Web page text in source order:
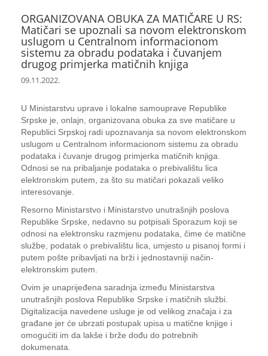
ORGANIZOVANA OBUKA ZA MATIČARE U RS:
Matičari se upoznali sa novom elektronskom
uslugom u Centralnom informacionom
sistemu za obradu podataka i čuvanjem
drugog primjerka matičnih knjiga
09.11.2022.
U Ministarstvu uprave i lokalne samouprave Republike
Srpske je, onlajn, organizovana obuka za sve matičare u
Republici Srpskoj radi upoznavanja sa novom elektronskom
uslugom u Centralnom informacionom sistemu za obradu
podataka i čuvanje drugog primjerka matičnih knjiga.
Odnosi se na pribaljanje podataka o prebivalištu lica
elektronskim putem, za što su matičari pokazali veliko
interesovanje.
Resorno Ministarstvo i Ministarstvo unutrašnjih poslova
Republike Srpske, nedavno su potpisali Sporazum koji se
odnosi na elektronsku razmjenu podataka, čime će matične
službe, podatak o prebivalištu lica, umjesto u pisanoj formi i
putem pošte pribavljati na brži i jednostavniji način-
elektronskim putem.
Ovim je unaprijeđena saradnja između Ministarstva
unutrašnjih poslova Republike Srpske i matičnih službi.
Digitalizacija navedene usluge je od velikog značaja i za
građane jer će ubrzati postupak upisa u matične knjige i
omogućiti im da lakše i brže dođu do potrebnih
dokumenata.